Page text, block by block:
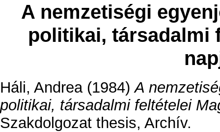
A nemzetiségi
politikai, társadalmi
Háli, Andrea(1984)A
politikai, társadalmi feltételei
Szakdolgozat thesis, Archív.